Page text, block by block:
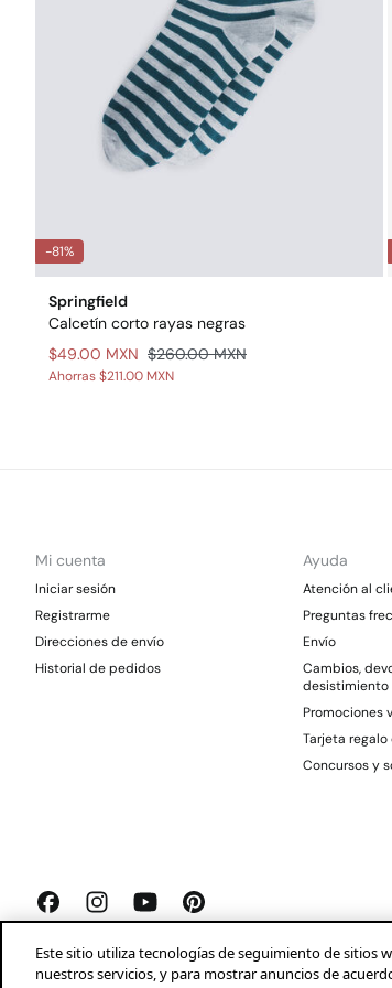
-81%
Springfield
Calcetín corto rayas negras
$49.00 MXN $260.00 MXN
Ahorras$211.00 MXN
Mi cuenta
Iniciar sesión
Registrarme
Direcciones de envío
Historial de pedidos
Ayuda
Atención al
Preguntas
Envío
Cambios,
desistimiento
Promociones
Tarjeta regalo
Concursos y
Springfield 2026© Aviso legal Condiciones generales
Este sitio utiliza tecnologías de seguimiento de
nuestros servicios, y para mostrar anuncios de